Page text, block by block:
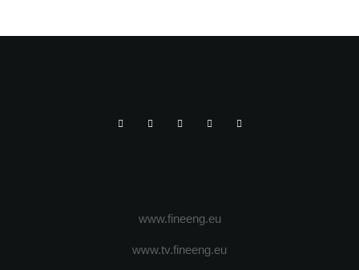
www.fineeng.eu
www.tv.fineeng.eu